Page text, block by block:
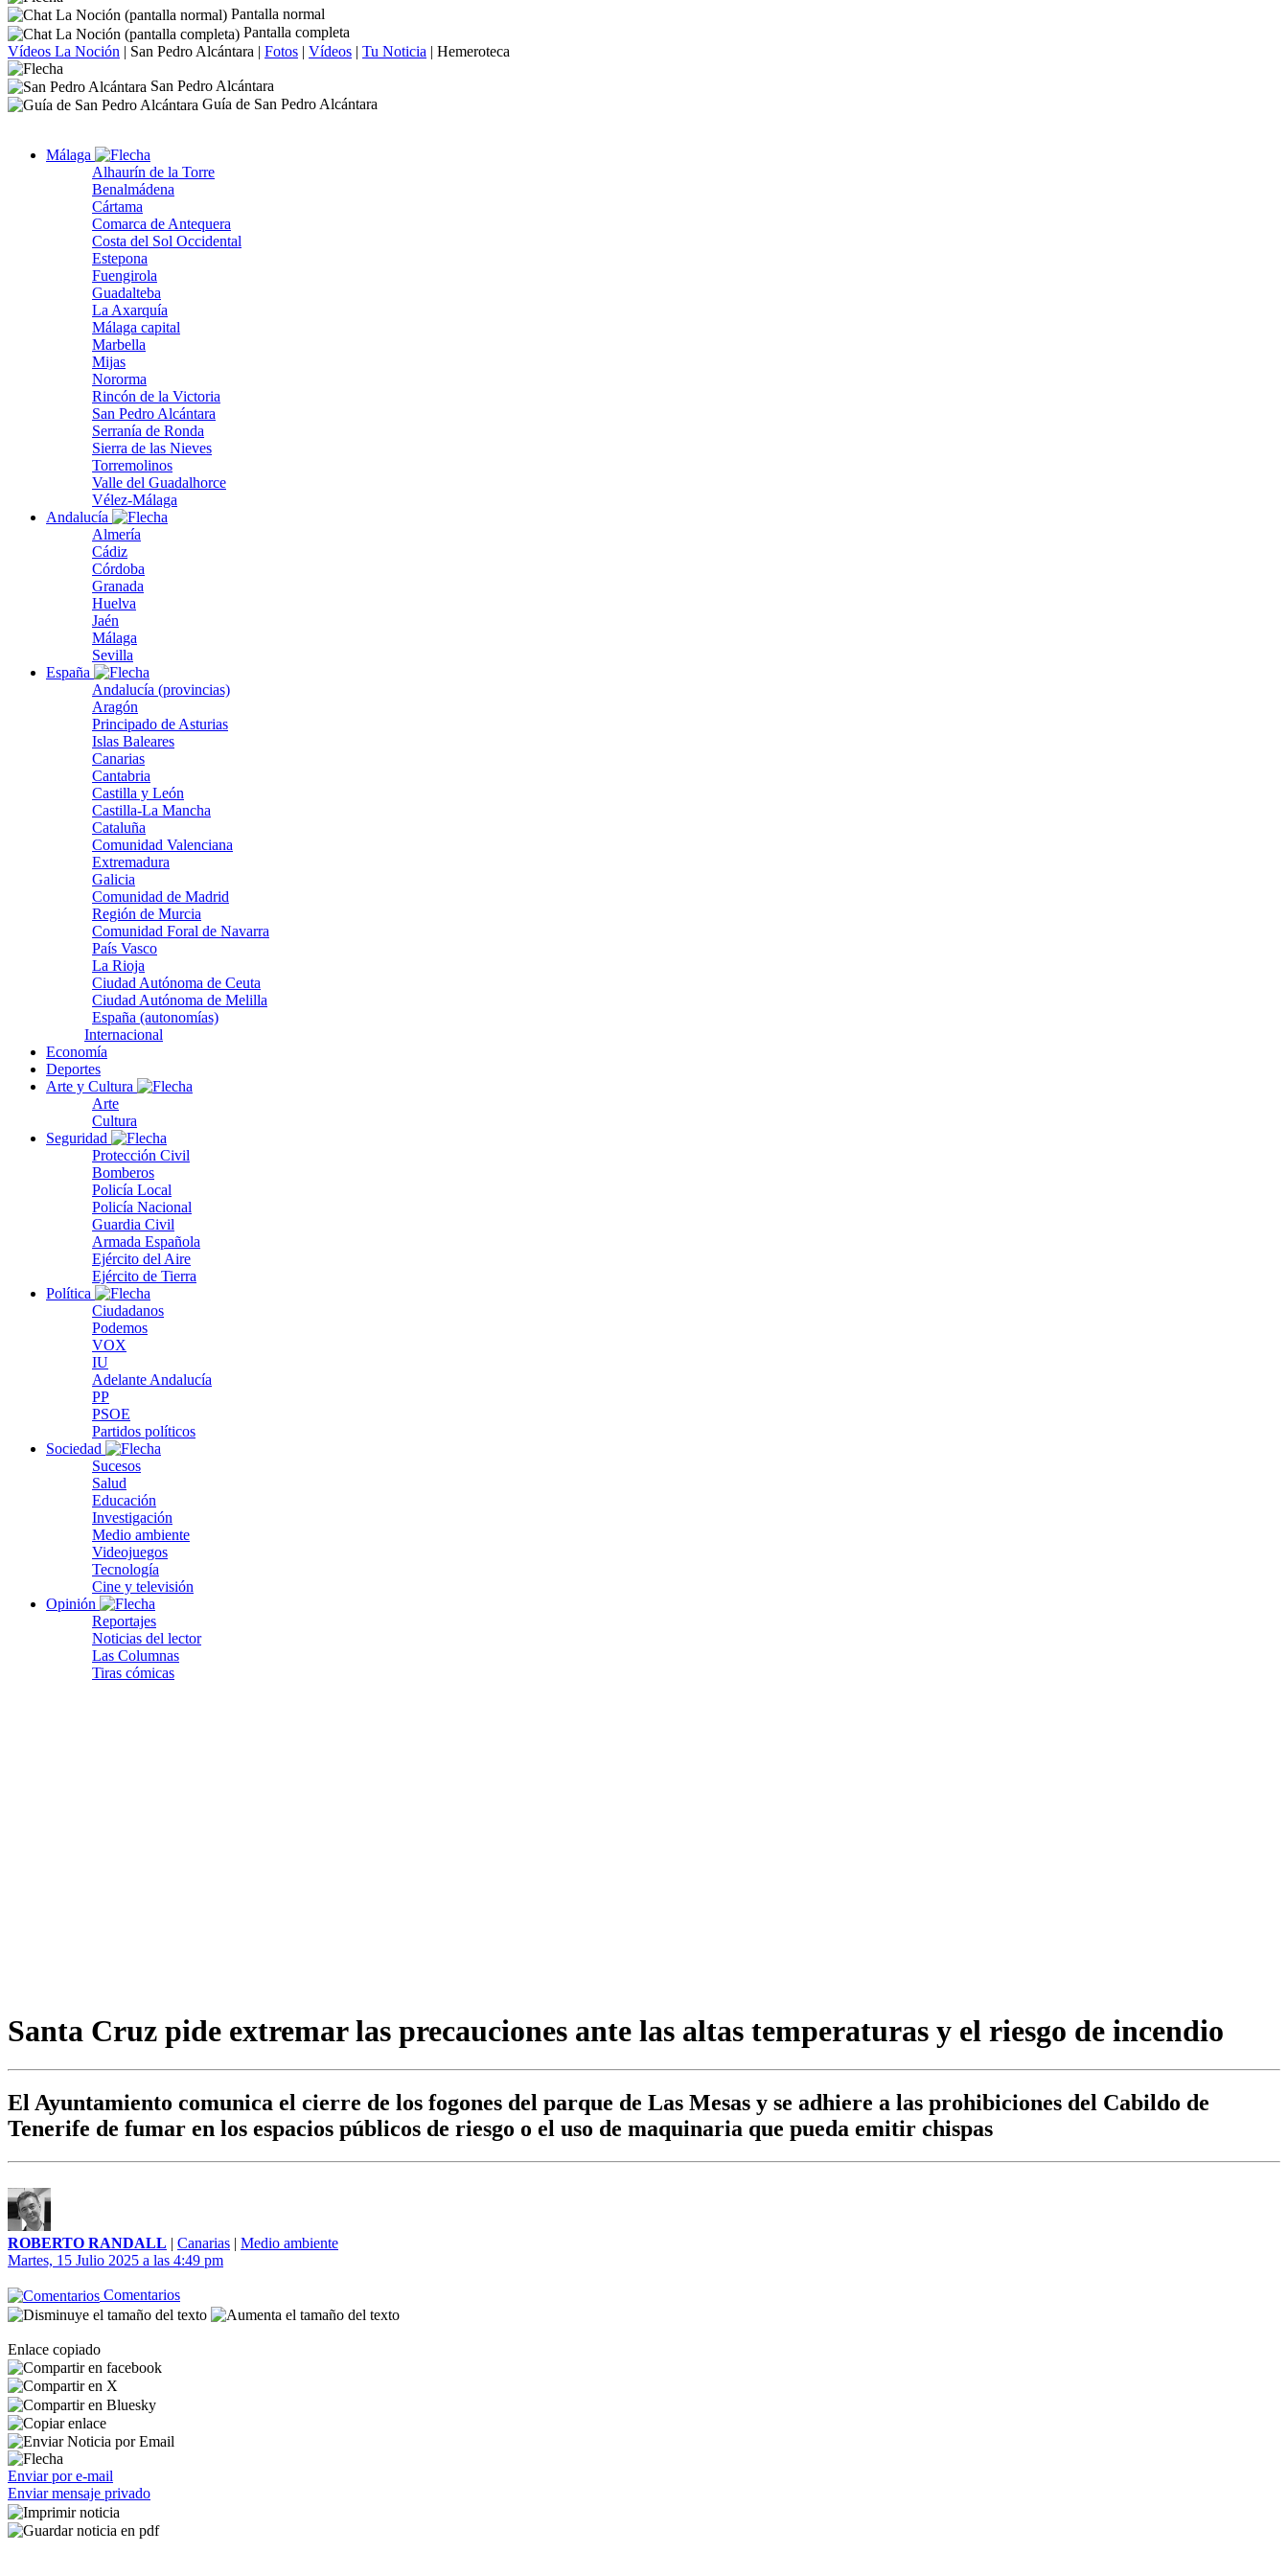
Pantalla normal
Pantalla completa
Vídeos La Noción | San Pedro Alcántara | Fotos | Vídeos | Tu Noticia | Hemeroteca
San Pedro Alcántara
Guía de San Pedro Alcántara
Málaga
Alhaurín de la Torre
Benalmádena
Cártama
Comarca de Antequera
Costa del Sol Occidental
Estepona
Fuengirola
Guadalteba
La Axarquía
Málaga capital
Marbella
Mijas
Nororma
Rincón de la Victoria
San Pedro Alcántara
Serranía de Ronda
Sierra de las Nieves
Torremolinos
Valle del Guadalhorce
Vélez-Málaga
Andalucía
Almería
Cádiz
Córdoba
Granada
Huelva
Jaén
Málaga
Sevilla
España
Andalucía (provincias)
Aragón
Principado de Asturias
Islas Baleares
Canarias
Cantabria
Castilla y León
Castilla-La Mancha
Cataluña
Comunidad Valenciana
Extremadura
Galicia
Comunidad de Madrid
Región de Murcia
Comunidad Foral de Navarra
País Vasco
La Rioja
Ciudad Autónoma de Ceuta
Ciudad Autónoma de Melilla
España (autonomías)
Internacional
Economía
Deportes
Arte y Cultura
Arte
Cultura
Seguridad
Protección Civil
Bomberos
Policía Local
Policía Nacional
Guardia Civil
Armada Española
Ejército del Aire
Ejército de Tierra
Política
Ciudadanos
Podemos
VOX
IU
Adelante Andalucía
PP
PSOE
Partidos políticos
Sociedad
Sucesos
Salud
Educación
Investigación
Medio ambiente
Videojuegos
Tecnología
Cine y televisión
Opinión
Reportajes
Noticias del lector
Las Columnas
Tiras cómicas
Santa Cruz pide extremar las precauciones ante las altas temperaturas y el riesgo de incendio
El Ayuntamiento comunica el cierre de los fogones del parque de Las Mesas y se adhiere a las prohibiciones del Cabildo de
Tenerife de fumar en los espacios públicos de riesgo o el uso de maquinaria que pueda emitir chispas
ROBERTO RANDALL | Canarias | Medio ambiente
Martes, 15 Julio 2025 a las 4:49 pm
Comentarios
Enlace copiado
Enviar por e-mail
Enviar mensaje privado